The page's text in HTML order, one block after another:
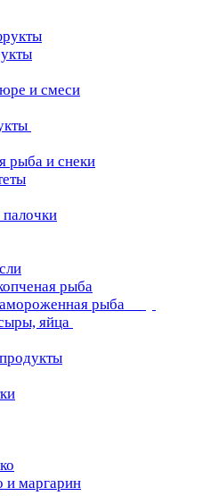
и смеси
рыба и снеки
рыба
рыба
яйца
и маргарин